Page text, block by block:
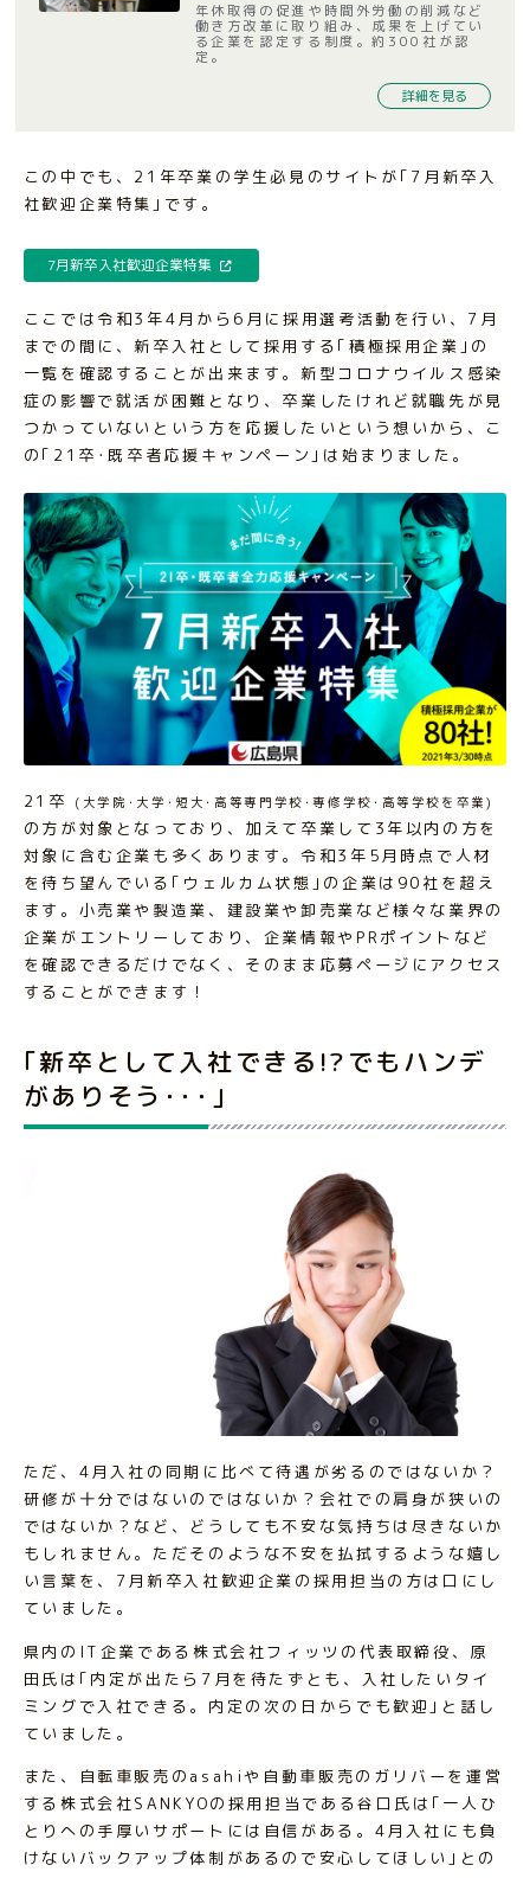
年休取得の促進や時間外労働の削減など
働き方改革に取り組み、成果を上げてい
る企業を認定する制度。約300社が認
定。
詳細を見る
この中でも、21年卒業の学生必見のサイトが｢7月新卒入
社歓迎企業特集｣です。
7月新卒入社歓迎企業特集
ここでは令和3年4月から6月に採用選考活動を行い、7月
までの間に、新卒入社として採用する｢積極採用企業｣の
一覧を確認することが出来ます。新型コロナウイルス感染
症の影響で就活が困難となり、卒業したけれど就職先が見
つかっていないという方を応援したいという想いから、こ
の｢21卒･既卒者応援キャンペーン｣は始まりました。
21卒 (大学院･大学･短大･高等専門学校･専修学校･高等学校を卒業)
の方が対象となっており、加えて卒業して3年以内の方を
対象に含む企業も多くあります。令和3年5月時点で人材
を待ち望んでいる｢ウェルカム状態｣の企業は90社を超え
ます。小売業や製造業、建設業や卸売業など様々な業界の
企業がエントリーしており、企業情報やPRポイントなど
を確認できるだけでなく、そのまま応募ページにアクセス
することができます！
｢新卒として入社できる!?でもハンデ
がありそう･･･｣
ただ、4月入社の同期に比べて待遇が劣るのではないか？
研修が十分ではないのではないか？会社での肩身が狭いの
ではないか？など、どうしても不安な気持ちは尽きないか
もしれません。ただそのような不安を払拭するような嬉し
い言葉を、7月新卒入社歓迎企業の採用担当の方は口にし
ていました。
県内のIT企業である株式会社フィッツの代表取締役、原
田氏は｢内定が出たら7月を待たずとも、入社したいタイ
ミングで入社できる。内定の次の日からでも歓迎｣と話し
ていました。
また、自転車販売のasahiや自動車販売のガリバーを運営
する株式会社SANKYOの採用担当である谷口氏は｢一人ひ
とりへの手厚いサポートには自信がある。4月入社にも負
けないバックアップ体制があるので安心してほしい｣との